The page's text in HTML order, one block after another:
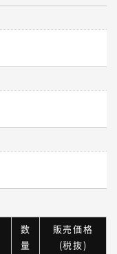
数
量
販売価格
(税抜)